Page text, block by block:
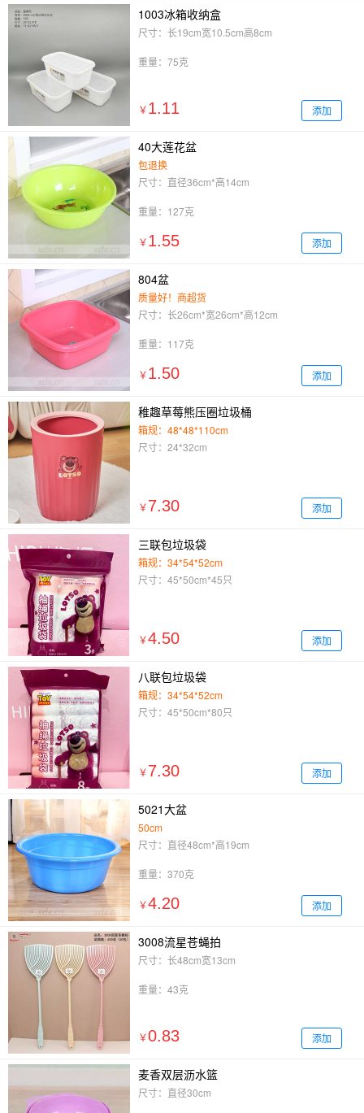
1003冰箱收纳盒
尺寸：长19cm宽10.5cm高8cm
重量：75克
￥ 1.11 添加
40大莲花盆
包退换
尺寸：直径36cm*高14cm
重量：127克
￥ 1.55 添加
804盆
质量好！商超货
尺寸：长26cm*宽26cm*高12cm
重量：117克
￥ 1.50 添加
稚趣草莓熊压圈垃圾桶
箱规：48*48*110cm
尺寸：24*32cm
￥ 7.30 添加
三联包垃圾袋
箱规：34*54*52cm
尺寸：45*50cm*45只
￥4.50 添加
八联包垃圾袋
箱规：34*54*52cm
尺寸：45*50cm*80只
￥ 7.30 添加
5021大盆
50cm
尺寸：直径48cm*高19cm
重量：370克
￥4.20 添加
3008流星苍蝇拍
尺寸：长48cm宽13cm
重量：43克
￥0.83 添加
麦香双层沥水篮
尺寸：直径30cm